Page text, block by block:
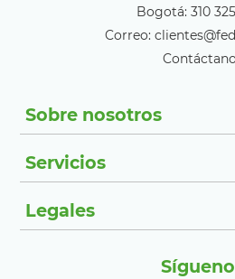
Bogotá: 310
Correo:
Sobre nosotros
Servicios
Legales